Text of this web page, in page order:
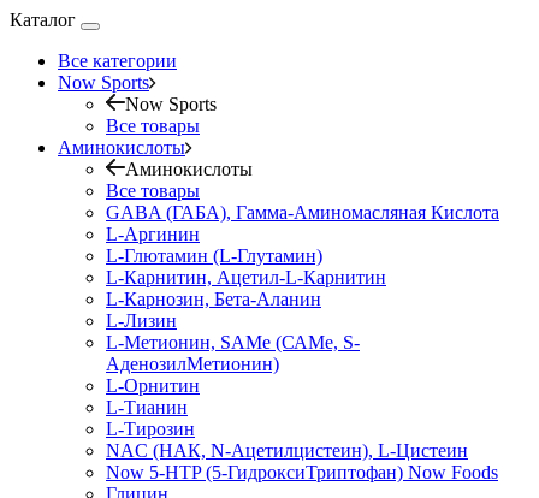
Каталог
Все категории
Now Sports
Now Sports
Все товары
Аминокислоты
Аминокислоты
Все товары
GABA (ГАБА), Гамма-Аминомасляная Кислота
L-Аргинин
L-Глютамин (L-Глутамин)
L-Карнитин, Ацетил-L-Карнитин
L-Карнозин, Бета-Аланин
L-Лизин
L-Метионин, SAMe (САМе, S-
АденозилМетионин)
L-Орнитин
L-Тианин
L-Тирозин
NAC (НАК, N-Ацетилцистеин), L-Цистеин
Now 5-HTP (5-ГидроксиТриптофан) Now Foods
Глицин